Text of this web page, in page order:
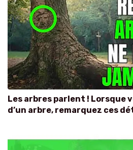
Les arbres parlent ! Lorsque
d’un arbre, remarquez ces